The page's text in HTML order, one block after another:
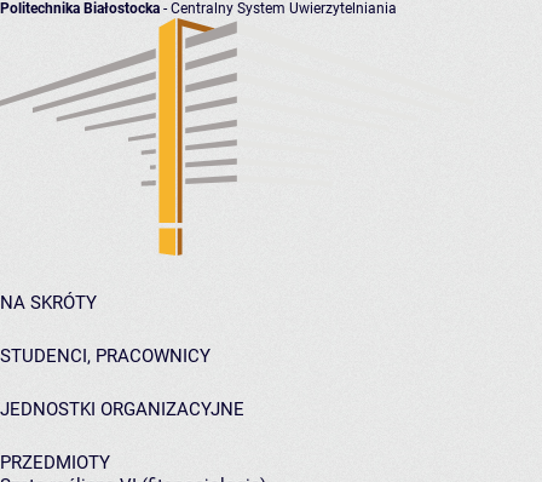
Politechnika Białostocka - Centralny System Uwierzytelniania
NA SKRÓTY
STUDENCI, PRACOWNICY
JEDNOSTKI ORGANIZACYJNE
PRZEDMIOTY